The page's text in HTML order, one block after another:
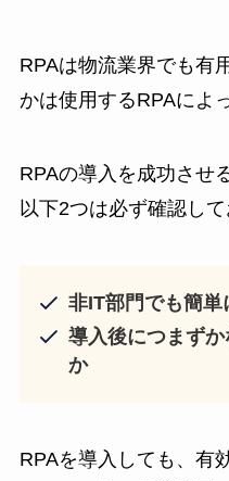
RPAは物流業界でも有
かは使用するRPAによ
RPAの導入を成功させ
以下2つは必ず確認して
非IT部門でも簡単
導入後につまず
か
RPAを導入しても、有